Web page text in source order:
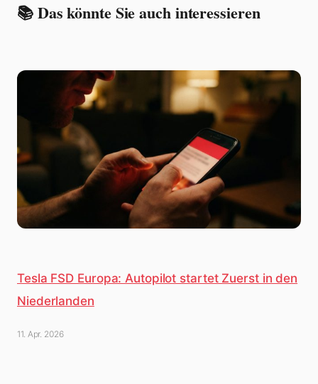
📚 Das könnte Sie auch interessieren
Tesla FSD Europa: Autopilot startet Zuerst in den
Niederlanden
11. Apr. 2026